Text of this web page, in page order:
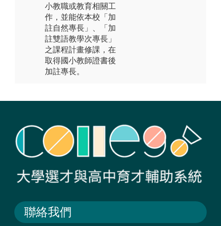
小教職或教育相關工
作，並能依本校「加
註自然專長」、「加
註雙語教學次專長」
之課程計畫修課，在
取得國小教師證書後
加註專長。
聯絡我們